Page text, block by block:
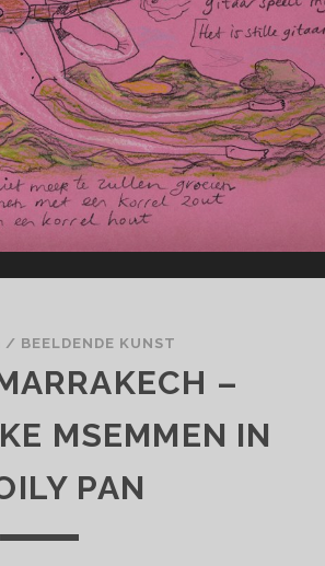
/ BEELDENDE KUNST
–
MSEMMEN IN
PAN